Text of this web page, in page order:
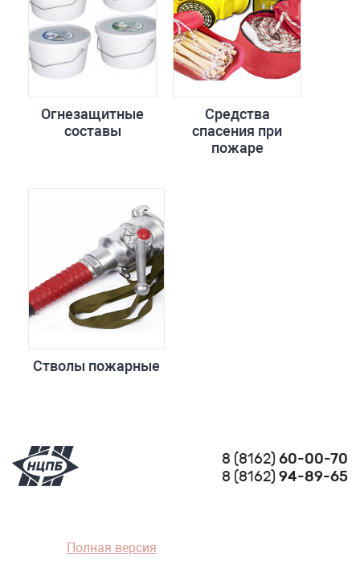
Огнезащитные
составы
Средства
спасения при
пожаре
Стволы пожарные
8 (8162)60-00-70
8 (8162)94-89-65
Полная версия